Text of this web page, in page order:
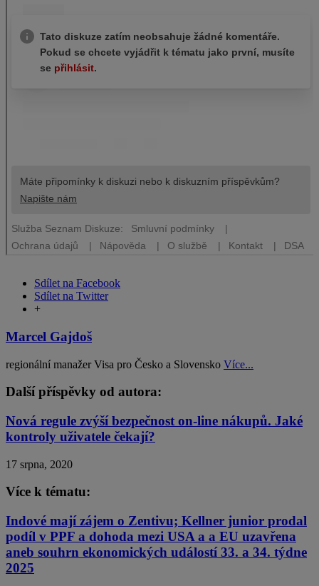
Sdílet na Facebook
Sdílet na Twitter
+
Marcel Gajdoš
regionální manažer Visa pro Česko a Slovensko Více...
Další příspěvky od autora:
Nová regule zvýší bezpečnost on-line nákupů. Jaké
kontroly uživatele čekají?
17 srpna, 2020
Více k tématu:
Indové mají zájem o Zentivu; Kellner junior prodal
podíl v PPF a dohoda mezi USA a a EU uzavřena
aneb souhrn ekonomických událostí 33. a 34. týdne
2025